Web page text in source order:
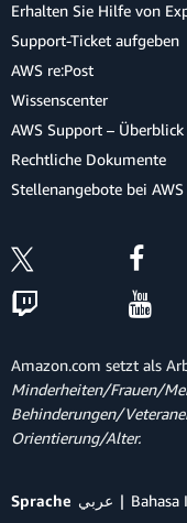
Erhalten Sie Hilfe von
Support-Ticket aufgeben
AWS re:Post
Wissenscenter
AWS Support – Überblick
Rechtliche Dokumente
Stellenangebote bei AWS
Amazon.com setzt als
Minderheiten/Frauen/
Behinderungen/
Orientierung/Alter.
Sprache عربي Bahasa